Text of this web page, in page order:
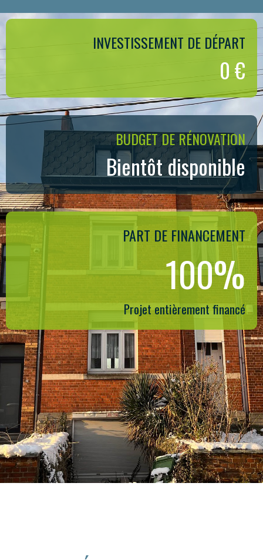
INVESTISSEMENT DE DÉPART
0 €
BUDGET DE RÉNOVATION
Bientôt disponible
PART DE FINANCEMENT
100%
Projet entièrement financé